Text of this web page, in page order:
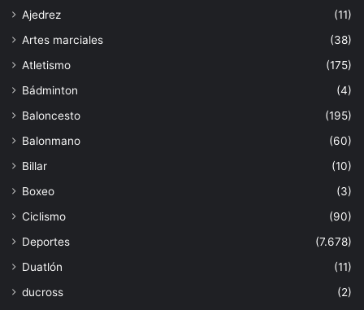
Ajedrez
(11)
Artes marciales
(38)
Atletismo
(175)
Bádminton
(4)
Baloncesto
(195)
Balonmano
(60)
Billar
(10)
Boxeo
(3)
Ciclismo
(90)
Deportes
(7.678)
Duatlón
(11)
ducross
(2)